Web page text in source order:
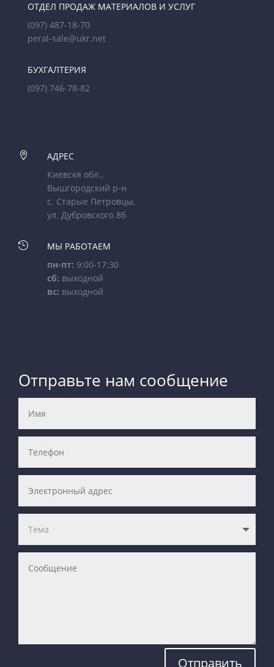
ОТДЕЛ ПРОДАЖ МАТЕРИАЛОВ И УСЛУГ
(097) 487-18-70
peral-sale@ukr.net
БУХГАЛТЕРИЯ
(097) 746-78-82

АДРЕС
Киевскя обл.,
Вышгородский р-н
с. Старые Петровцы,
ул. Дубровского 8б

МЫ РАБОТАЕМ
пн-пт: 9:00-17:30
сб: выходной
вс: выходной
Отправьте нам сообщение
Отправить